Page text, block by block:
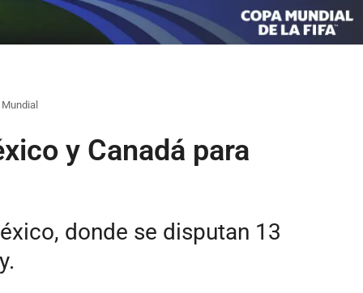
Mundial
y Canadá para
donde se disputan 13